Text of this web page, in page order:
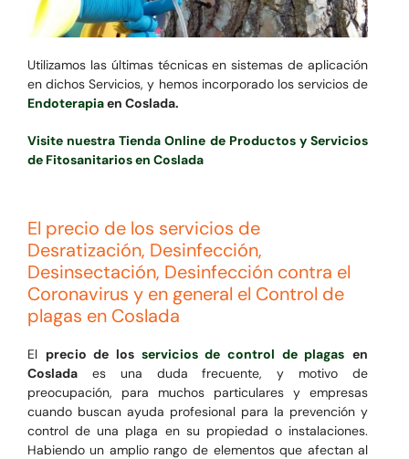
Utilizamos las últimas técnicas en sistemas de aplicación
en dichos Servicios, y hemos incorporado los servicios de
Endoterapiaen Coslada.
Visite nuestra Tienda Online de Productos y Servicios
de Fitosanitarios en Coslada
El precio de los servicios de
Desratización, Desinfección,
Desinsectación, Desinfección contra el
Coronavirus y en general el Control de
plagas en Coslada
El precio de los servicios de control de plagas en
Cosladaes una duda frecuente, y motivo de
preocupación, para muchos particulares y empresas
cuando buscan ayuda profesional para la prevención y
control de una plaga en su propiedad o instalaciones.
Habiendo un amplio rango de elementos que afectan al